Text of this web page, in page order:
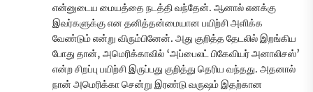
என்னுடைய மையத்தை நடத்தி வந்தேன். ஆனால் எனக்கு
இவர்களுக்கு என தனித்தன்மையான பயிற்சி அளிக்க
வேண்டும் என்று விரும்பினேன். அது குறித்த தேடலில் இறங்கிய
போது தான், அமெரிக்காவில் ‘அப்பைலட் பிகேவியர் அனாலிசஸ்’
என்ற சிறப்பு பயிற்சி இருப்பது குறித்து தெரிய வந்தது. அதனால்
நான் அமெரிக்கா சென்று இரண்டு வருஷம் இதற்கான